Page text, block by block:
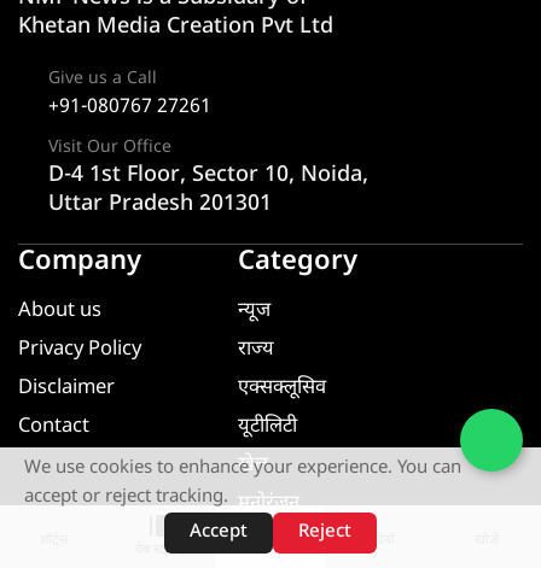
वेब स्टोरीज़
Khetan Media Creation Pvt Ltd
Give us a Call
+91-080767 27261
Visit Our Office
D-4 1st Floor, Sector 10, Noida,
Uttar Pradesh 201301
Company
About us
Privacy Policy
Disclaimer
Contact
Category
न्यूज
राज्य
एक्सक्लूसिव
यूटीलिटी
खेल
मनोरंजन
धर्म ज्ञान
We use cookies to enhance your experience. You can
accept or reject tracking.
Accept
Reject